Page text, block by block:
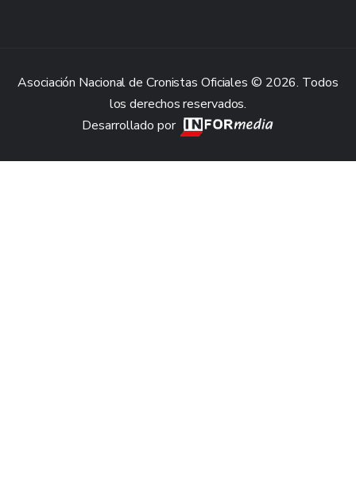
Asociación Nacional de Cronistas Oficiales © 2026. Todos
los derechos reservados.
Desarrollado por